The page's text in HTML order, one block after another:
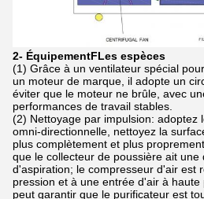
2- ÉquipementFLes espèces
(1) Grâce à un ventilateur spécial
un moteur de marque, il adopte un
éviter que le moteur ne brûle, avec
performances de travail stables.
(2) Nettoyage par impulsion: adoptez
omni-directionnelle, nettoyez la
plus complètement et plus
que le collecteur de poussière ait
d'aspiration; le compresseur d'air est
pression et à une entrée d'air à
peut garantir que le purificateur est